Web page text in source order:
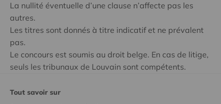
La nullité éventuelle d’une clause n’affecte pas les
autres.
Les titres sont donnés à titre indicatif et ne prévalent
pas.
Le concours est soumis au droit belge. En cas de litige,
seuls les tribunaux de Louvain sont compétents.
Tout savoir sur